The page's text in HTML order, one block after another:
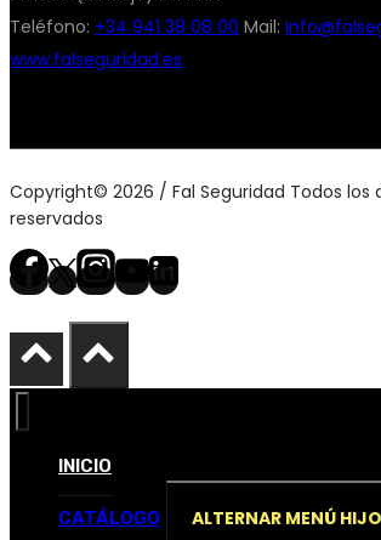
Teléfono: +34 941 38 08 00 Mail:
www.falseguridad.es
Copyright© 2026 / Fal Seguridad Todos los
reservados
INICIO
CATÁLOGO ALTERNAR MENÚ HIJO